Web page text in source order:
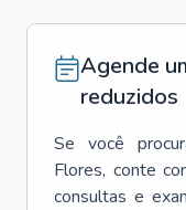
Agende
reduzidos
Se você
Flores, conte
consultas e